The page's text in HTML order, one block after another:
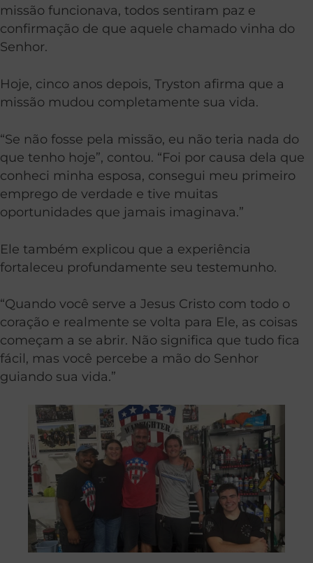
missão funcionava, todos sentiram paz e
confirmação de que aquele chamado vinha do
Senhor.
Hoje, cinco anos depois, Tryston afirma que a
missão mudou completamente sua vida.
“Se não fosse pela missão, eu não teria nada do
que tenho hoje”, contou. “Foi por causa dela que
conheci minha esposa, consegui meu primeiro
emprego de verdade e tive muitas
oportunidades que jamais imaginava.”
Ele também explicou que a experiência
fortaleceu profundamente seu testemunho.
“Quando você serve a Jesus Cristo com todo o
coração e realmente se volta para Ele, as coisas
começam a se abrir. Não significa que tudo fica
fácil, mas você percebe a mão do Senhor
guiando sua vida.”